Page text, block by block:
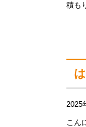
積も
2025
こん